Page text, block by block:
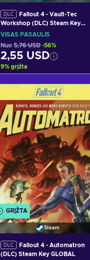
DLC
Fallout 4 - Vault-Tec
Workshop (DLC) Steam Key
GLOBAL
VISAS PASAULIS
Nuo 5,76 USD -56%
2,55 USD
9% grįžta
Pridėti į krepšelį
Peržiūrėti pasiūlymus
GRĮŽTA
Steam
DLC
Fallout 4 - Automatron
(DLC) Steam Key GLOBAL